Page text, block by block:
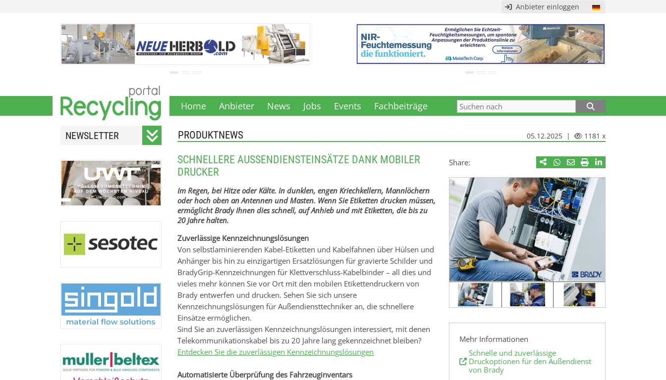
Anbieter einloggen
Home Anbieter News Jobs Events Fachbeiträge
NEWSLETTER
unseren monatlichen
Newsletter.
Dritte weitergegeben.
Zu unserenDatenschutz-
Bestimmungen.
PRODUKTNEWS 05.12.2025 | 1181 x
Share:
Mehr Informationen
Schnelle und zuverlässige
Druckoptionen für den Außendienst
von Brady
SCHNELLERE AUSSENDIENSTEINSÄTZE DANK MOBILER D
RUCKER
Im Regen, bei Hitze oder Kälte. In dunklen, engen Kriechkellern, Mannlöchern
oder hoch oben an Antennen und Masten. Wenn Sie Etiketten drucken müssen,
ermöglicht Brady Ihnen dies schnell, auf Anhieb und mit Etiketten, die bis zu
20 Jahre halten.
Zuverlässige Kennzeichnungslösungen
Von selbstlaminierenden Kabel-Etiketten und Kabelfahnen über Hülsen und
Anhänger bis hin zu einzigartigen Ersatzlösungen für gravierte Schilder und
BradyGrip-Kennzeichnungen für Klettverschluss-Kabelbinder – all dies und
vieles mehr können Sie vor Ort mit den mobilen Etikettendruckern von
Brady entwerfen und drucken. Sehen Sie sich unsere
Kennzeichnungslösungen für Außendiensttechniker an, die schnellere
Einsätze ermöglichen.
Sind Sie an zuverlässigen Kennzeichnungslösungen interessiert, mit denen
Telekommunikationskabel bis zu 20 Jahre lang gekennzeichnet bleiben?
Entdecken Sie die zuverlässigen Kennzeichnungslösungen
Automatisierte Überprüfung des Fahrzeuginventars